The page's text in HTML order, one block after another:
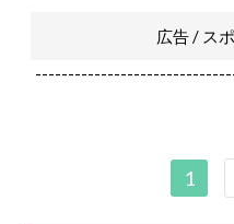
広告 / ス
1